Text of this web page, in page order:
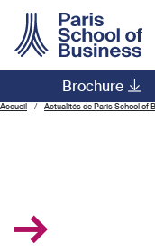
Brochure
Main
Accueil Actualités de Paris School of